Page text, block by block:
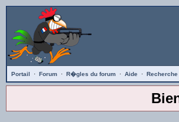
Portail · Forum · R�gles du forum · Aide · Recherche